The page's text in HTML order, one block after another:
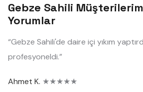
Gebze Sahili
Yorumlar
“Gebze Sahili'de daire içi yıkım
profesyoneldi.”
Ahmet K. ★★★★★